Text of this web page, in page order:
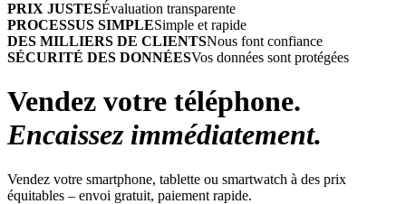
PRIX JUSTESÉvaluation transparente
PROCESSUS SIMPLESimple et rapide
DES MILLIERS DE CLIENTSNous font confiance
SÉCURITÉ DES DONNÉESVos données sont protégées
Vendez votre téléphone.
Encaissez immédiatement.
Vendez votre smartphone, tablette ou smartwatch à des prix
équitables – envoi gratuit, paiement rapide.